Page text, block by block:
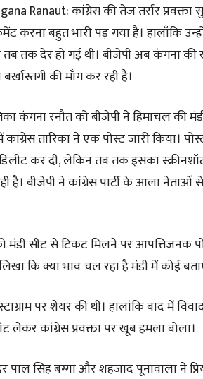
Ranaut: कांग्रेस की तेज तर्रार प्रवक्ता
करना बहुत भारी पड़ गया है। हालाँकि
तब तक देर हो गई थी। बीजेपी अब कंगना
की माँग कर रही है।
कंगना रनौत को बीजेपी ने हिमाचल की
तारिका ने एक पोस्ट जारी किया।
कर दी, लेकिन तब तक इसका
बीजेपी ने कांग्रेस पार्टी के आला नेताओं
मंडी सीट से टिकट मिलने पर आपत्तिजनक
लिखा कि क्या भाव चल रहा है मंडी में कोई
पर शेयर की थी। हालांकि बाद में
लेकर कांग्रेस प्रवक्ता पर खूब हमला बोला।
पाल सिंह बग्गा और शहजाद पूनावाला ने